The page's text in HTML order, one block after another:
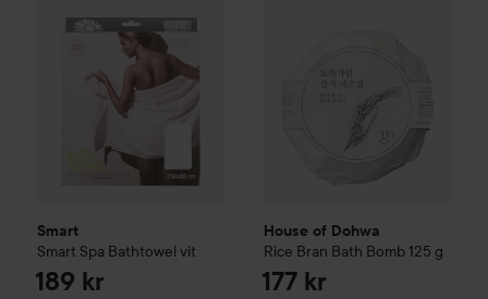
Smart
Smart Spa Bathtowel vit
189 kr
House of Dohwa
Rice Bran Bath Bomb 125 g
177 kr